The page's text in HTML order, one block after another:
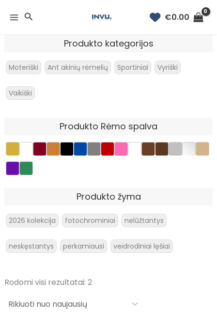
prie
Paieška €0.00
Produkto kategorijos
Moteriški Ant akinių rėmelių Sportiniai Vyriški
Vaikiški
Produkto Rėmo spalva
Produkto žyma
2026 kolekcija fotochrominiai nelūžtantys
neskęstantys perkamiausi veidrodiniai lęšiai
Rodomi visi rezultatai: 2
naujausią